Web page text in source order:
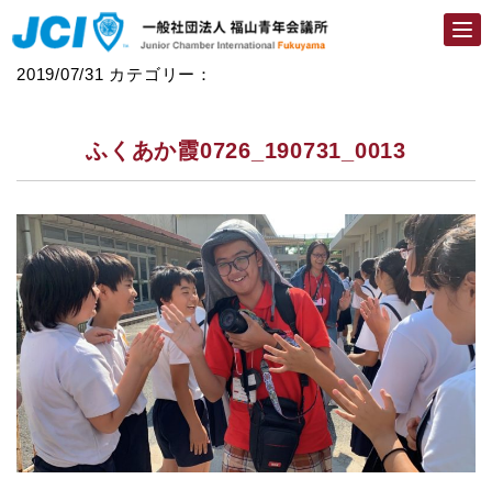
2019/07/31 カテゴリー：
ふくあか霞0726_190731_0013